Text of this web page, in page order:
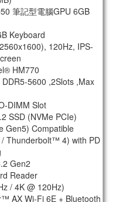
筆記型電腦GPU 6GB
Keyboard
120Hz, IPS-
HM770
5600 ,2Slots ,Max
DIMM Slot
SSD (NVMe PCIe)
Gen5) Compatible
/ Thunderbolt™ 4) with PD
Gen2
Reader
/ 4K @ 120Hz)
AX Wi-Fi 6E + Bluetooth